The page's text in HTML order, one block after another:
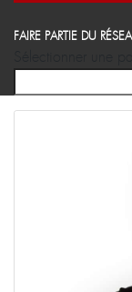
FAIRE PARTIE DU